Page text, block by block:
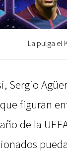
La pulga el
Sergio
figuran
de la